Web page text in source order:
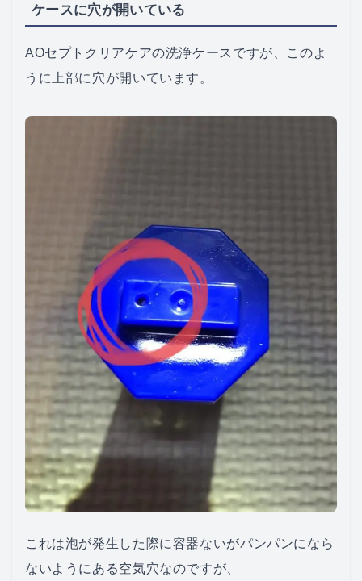
ケースに穴が開いている
AOセプトクリアケアの洗浄ケースですが、このよ
うに上部に穴が開いています。
これは泡が発生した際に容器ないがパンパンになら
ないようにある空気穴なのですが、